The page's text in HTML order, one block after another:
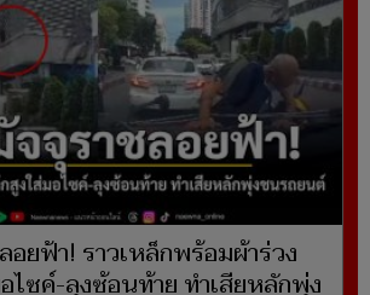
ยฟ้า! ราวเหล็กพร้อมผ้าร่วง
ไซค์-ลุงซ้อนท้าย ทำเสียหลักพุ่ง